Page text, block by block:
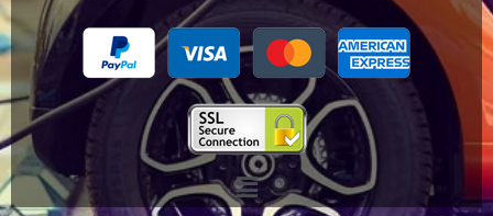
Menu